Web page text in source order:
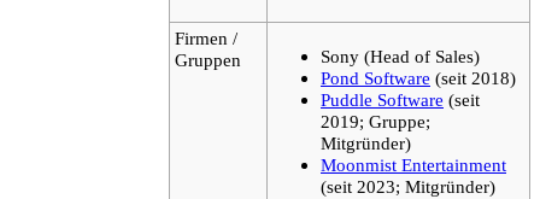
Firmen /
Gruppen
Sony (Head of Sales)
Pond Software (seit 2018)
Puddle Software (seit
2019; Gruppe;
Mitgründer)
Moonmist Entertainment
(seit 2023; Mitgründer)